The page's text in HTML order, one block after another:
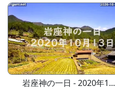
岩座神の一日 - 2020年1...